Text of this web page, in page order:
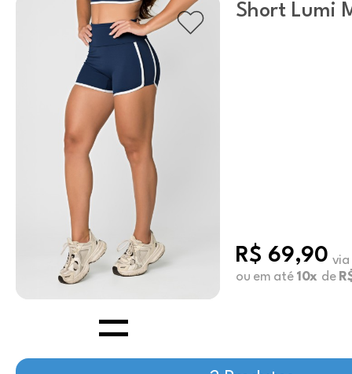
Short Lumi
R$ 69,90 via
ou em até 10x de